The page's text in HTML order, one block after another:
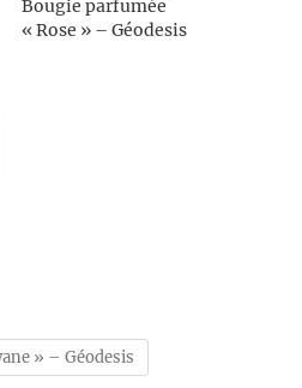
Bougie parfumée
« Rose » – Géodesis
» – Géodesis